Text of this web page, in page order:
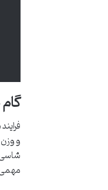
و